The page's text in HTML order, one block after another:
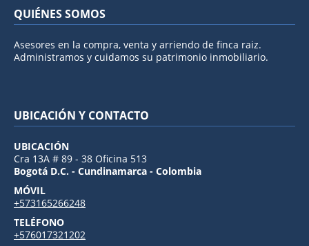
QUIÉNES SOMOS
Asesores en la compra, venta y arriendo de finca raiz.
Administramos y cuidamos su patrimonio inmobiliario.
UBICACIÓN Y CONTACTO
UBICACIÓN
Cra 13A # 89 - 38 Oficina 513
Bogotá D.C. - Cundinamarca - Colombia
MÓVIL
+573165266248
TELÉFONO
+576017321202